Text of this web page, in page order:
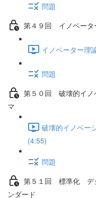
問題
第４９回 イノベータ
イノベーター理
問題
第５０回 破壊的イノ
マ
破壊的イノベー
(4:55)
問題
第５１回 標準化 デ
ンダード